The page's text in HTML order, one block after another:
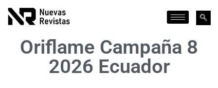
Oriflame Campaña 8
2026 Ecuador